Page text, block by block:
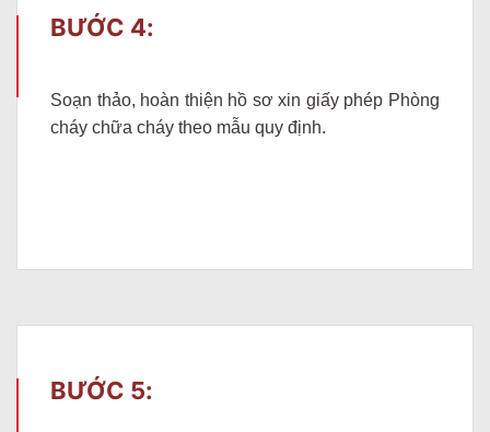
BƯỚC 4:
Soạn thảo, hoàn thiện hồ sơ xin giấy phép Phòng
cháy chữa cháy theo mẫu quy định.
BƯỚC 5: